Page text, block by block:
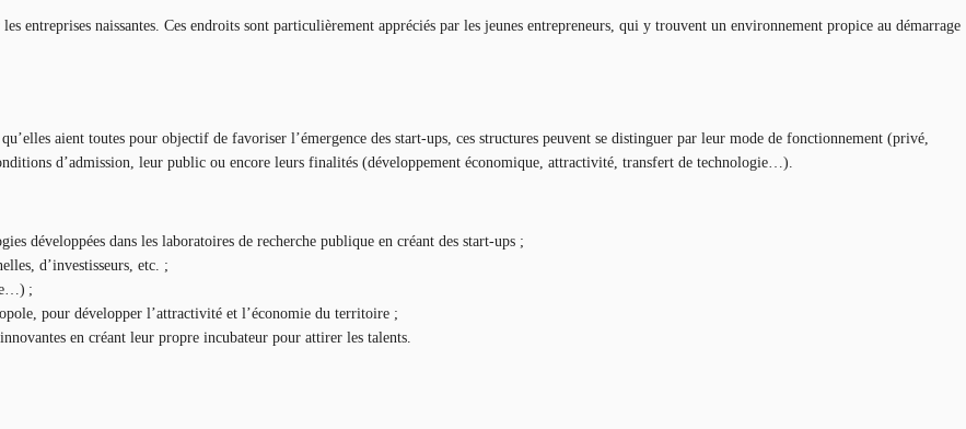
entreprises naissantes. Ces endroits sont particulièrement appréciés par les jeunes entrepreneurs, qui y trouvent un environnement propice au démarrage
aient toutes pour objectif de favoriser l’émergence des start-ups, ces structures peuvent se distinguer par leur mode de fonctionnement (privé,
d’admission, leur public ou encore leurs finalités (développement économique, attractivité, transfert de technologie…).
développées dans les laboratoires de recherche publique en créant des start-ups ;
d’investisseurs, etc. ;
;
pour développer l’attractivité et l’économie du territoire ;
en créant leur propre incubateur pour attirer les talents.